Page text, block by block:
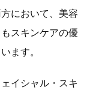
において、美容
スキンケアの優
ます。
イシャル・スキ